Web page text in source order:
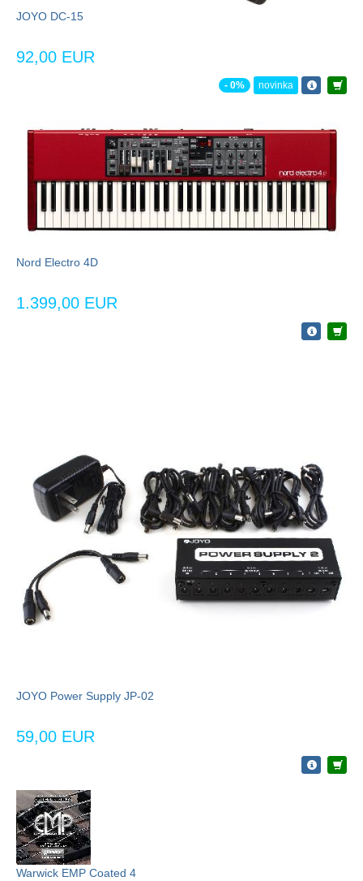
JOYO DC-15
92,00 EUR
- 0% novinka
Nord Electro 4D
1.399,00 EUR
JOYO Power Supply JP-02
59,00 EUR
Warwick EMP Coated 4